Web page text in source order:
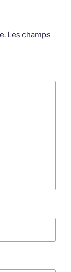
Les champs